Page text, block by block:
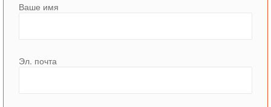
Ваше имя
Эл. почта